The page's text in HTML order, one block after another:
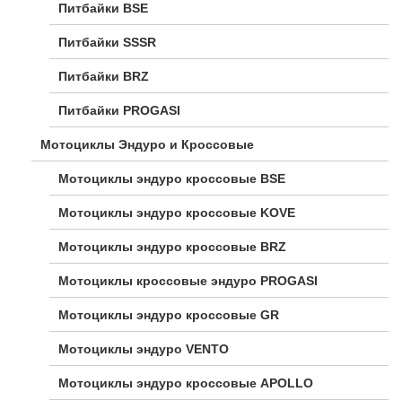
Питбайки BSE
Питбайки SSSR
Питбайки BRZ
Питбайки PROGASI
Мотоциклы Эндуро и Кроссовые
Мотоциклы эндуро кроссовые BSE
Мотоциклы эндуро кроссовые KOVE
Мотоциклы эндуро кроссовые BRZ
Мотоциклы кроссовые эндуро PROGASI
Мотоциклы эндуро кроссовые GR
Мотоциклы эндуро VENTO
Мотоциклы эндуро кроссовые APOLLO